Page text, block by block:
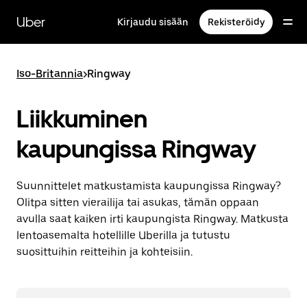
siirry
pääsisältöön
Uber Kirjaudu sisään Rekisteröidy
Iso-Britannia>Ringway
Liikkuminen
kaupungissa Ringway
Suunnittelet matkustamista kaupungissa Ringway?
Olitpa sitten vierailija tai asukas, tämän oppaan
avulla saat kaiken irti kaupungista Ringway. Matkusta
lentoasemalta hotellille Uberilla ja tutustu
suosittuihin reitteihin ja kohteisiin.